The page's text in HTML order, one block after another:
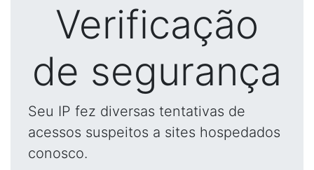
Verificação
de segurança
Seu IP fez diversas tentativas de
acessos suspeitos a sites hospedados
conosco.